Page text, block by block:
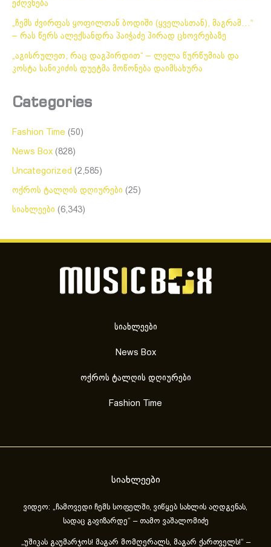
ეძღვნება
„ჩემს ძვირფას ყოფილთან ბოდიში (ყველასთან), მაგრამ…“
– რას წერს ალექსანდრა პაიჭაძე პირად ცხოვრებაზე
„აგისრულეთ, რაც დაგპირდით“ – ლელა წურწუმიას და
კოსტა სანიკიძის დუეტმა მოწონება დაიმსახურა
Categories
Fashion Time (50)
News Box (828)
Uncategorized (2,585)
ოქროს ტალღის დღიურები (25)
სიახლეები (6,343)
სიახლეები
News Box
ოქროს ტალღის დღიურები
Fashion Time
სიახლეები
ვიდეო: „ჩამოვედი ჩემს სოფელში, ვიწყებ სახლის აღდგენას,
სადაც გავიზარდე“ – თამო ვაშალომიძე
„უშიკას გაუმარჯოს! მაგარ მომღერალს, მაგარ ქართველს!“ –